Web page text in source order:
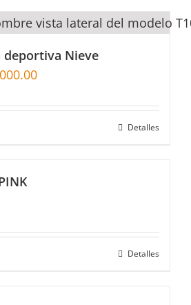
deportiva Nieve
Detalles
Detalles